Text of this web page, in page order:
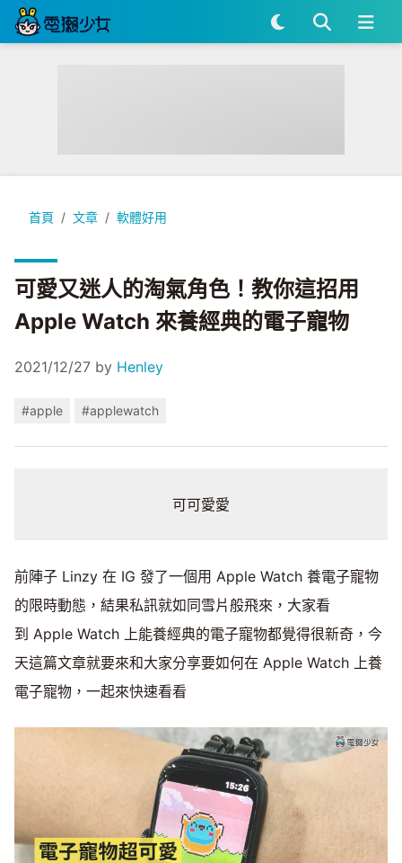
首頁 文章 軟體好用
可愛又迷人的淘氣角色！教你這招用 Apple Watch 來養經典的
可愛又迷人的淘氣角色！教你這招用
Apple Watch 來養經典的電子寵物
2021/12/27 by Henley
#apple #applewatch
可可愛愛
前陣子 Linzy 在 IG 發了一個用 Apple Watch 養電子寵物
的限時動態，結果私訊就如同雪片般飛來，大家看
到 Apple Watch 上能養經典的電子寵物都覺得很新奇，今
天這篇文章就要來和大家分享要如何在 Apple Watch 上養
電子寵物，一起來快速看看